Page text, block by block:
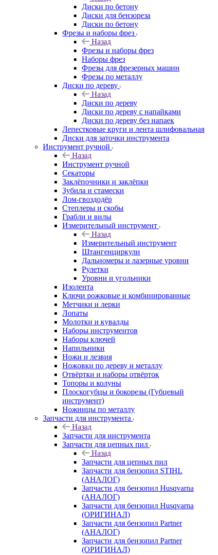
Диски по бетону
Диски для бензореза
Диски по бетону
Фрезы и наборы фрез
Назад
Фрезы и наборы фрез
Наборы фрез
Фрезы для фрезерных машин
Фрезы по металлу
Диски по дереву
Назад
Диски по дереву
Диски по дереву с напайками
Диски по дереву без напаек
Лепестковые круги и лента шлифовальная
Диски для заточки инструмента
Инструмент ручной
Назад
Инструмент ручной
Секаторы
Заклёпочники и заклёпки
Зубила и стамески
Лом-гвоздодёр
Степлеры и скобы
Грабли и вилы
Измерительный инструмент
Назад
Измерительный инструмент
Штангенциркули
Дальномеры и лазерные уровни
Рулетки
Уровни и угольники
Изолента
Ключи рожковые и комбинированные
Метчики и лерки
Лопаты
Молотки и кувалды
Наборы инструментов
Наборы ключей
Напильники
Ножи и лезвия
Ножовки по дереву и металлу
Отвёртки и наборы отвёрток
Топоры и колуны
Плоскогубцы и бокорезы (Губцевый
инструмент)
Ножницы по металлу
Запчасти для инструмента
Назад
Запчасти для инструмента
Запчасти для цепных пил
Назад
Запчасти для цепных пил
Запчасти для бензопил STIHL
(АНАЛОГ)
Запчасти для бензопил Husqvarna
(АНАЛОГ)
Запчасти для бензопил Husqvarna
(ОРИГИНАЛ)
Запчасти для бензопил Partner
(АНАЛОГ)
Запчасти для бензопил Partner
(ОРИГИНАЛ)